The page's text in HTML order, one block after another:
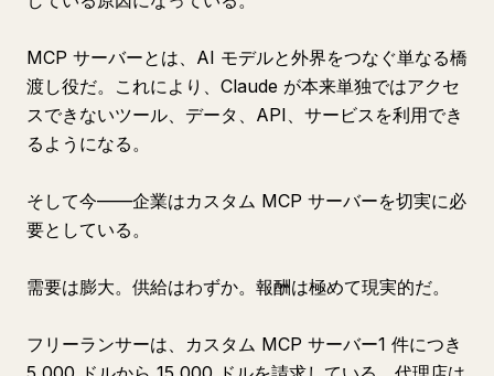
MCP サーバーとは、AI モデルと外界をつなぐ単なる橋
渡し役だ。これにより、Claude が本来単独ではアクセ
スできないツール、データ、API、サービスを利用でき
るようになる。
そして今——企業はカスタム MCP サーバーを切実に必
要としている。
需要は膨大。供給はわずか。報酬は極めて現実的だ。
フリーランサーは、カスタム MCP サーバー1 件につき